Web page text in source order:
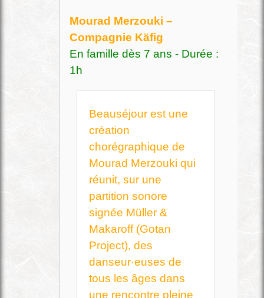
Mourad Merzouki –
Compagnie Käfig
En famille dès 7 ans - Durée :
1h
Beauséjour est une
création
chorégraphique de
Mourad Merzouki qui
réunit, sur une
partition sonore
signée Müller &
Makaroff (Gotan
Project), des
danseur·euses de
tous les âges dans
une rencontre pleine